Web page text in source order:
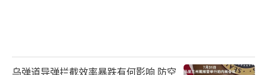
乌弹道导弹拦截效率暴跌有何影响 防空